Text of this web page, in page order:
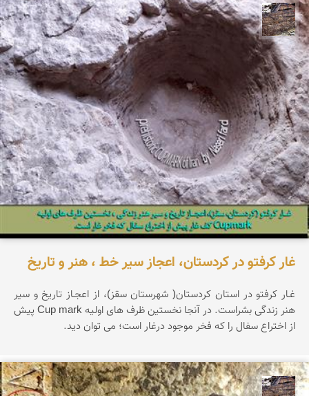
محمد ناصری فرد
غار کرفتو در کردستان، اعجاز سیر خط ، هنر و تاریخ
غـار کرفتو در استان کردستان( شهرستان سقز)، از اعجـاز تاریخ و سیر
هنر زندگی بشراست. در آنجا نخستین ظرف های اولیه Cup mark پیش
از اختراع سفال را که فخر موجود درغار است؛ می توان دید.
محمد ناصری فرد